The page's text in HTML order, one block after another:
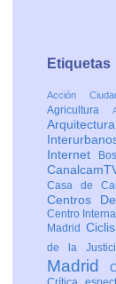
Etiquetas
Acción
Agricultura
Internet
Casa de
Centros
Centro
Madrid
de la
Madrid